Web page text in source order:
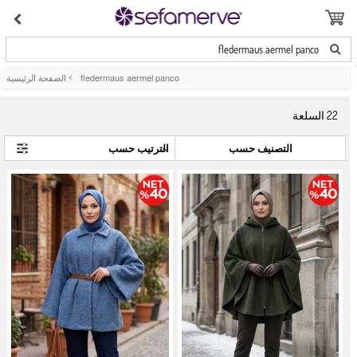
fledermaus aermel panco
الصفحة الرئيسية > fledermaus aermel panco
22السلعة
التصنيف حسب